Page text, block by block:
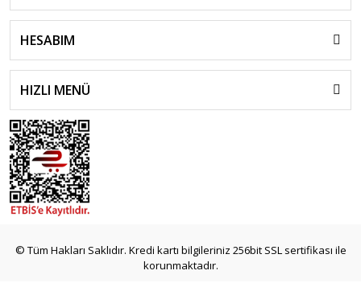
HESABIM
HIZLI MENÜ
© Tüm Hakları Saklıdır. Kredi kartı bilgileriniz 256bit SSL sertifikası ile
korunmaktadır.